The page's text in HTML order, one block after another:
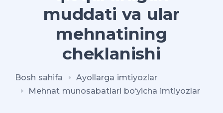
muddati va ular
mehnatining
cheklanishi
Bosh sahifa
Ayollarga imtiyozlar
Mehnat munosabatlari bo‘yicha imtiyozlar